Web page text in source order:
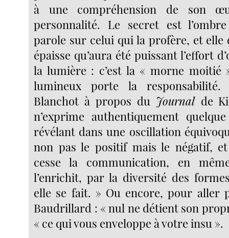
à une compréhension de son
personnalité. Le secret est
parole sur celui qui la profère, et elle
épaisse qu’aura été puissant l’effort
la lumière : c’est la « morne moitié
lumineux porte la
Blanchot à propos du Journal de
n’exprime authentiquement
révélant dans une oscillation
non pas le positif mais le négatif,
cesse la communication, en
l’enrichit, par la diversité des
elle se fait. » Ou encore, pour aller
Baudrillard : « nul ne détient son
« ce qui vous enveloppe à votre insu ».